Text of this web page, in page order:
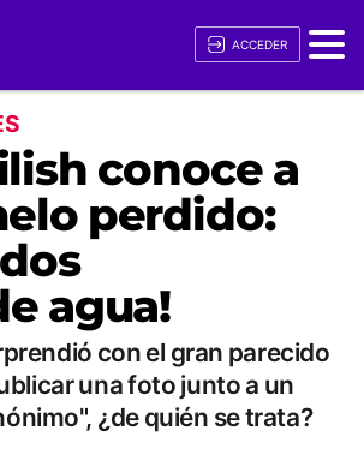
ACCEDER
conoce a
perdido:
agua!
con el gran parecido
una foto junto a un
¿de quién se trata?